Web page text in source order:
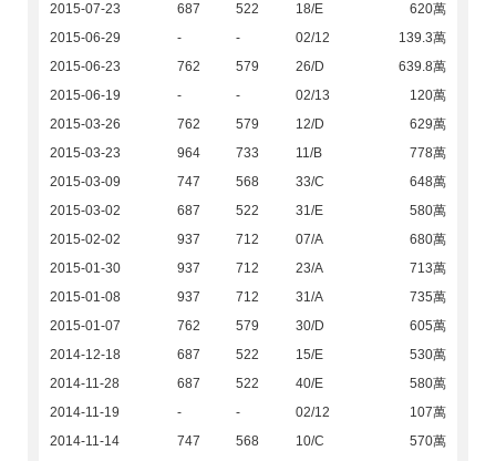
2015-07-23
687 522 18/E
620萬
2015-06-29
- - 02/12
139.3萬
2015-06-23
762 579 26/D
639.8萬
2015-06-19
- - 02/13
120萬
2015-03-26
762 579 12/D
629萬
2015-03-23
964 733 11/B
778萬
2015-03-09
747 568 33/C
648萬
2015-03-02
687 522 31/E
580萬
2015-02-02
937 712 07/A
680萬
2015-01-30
937 712 23/A
713萬
2015-01-08
937 712 31/A
735萬
2015-01-07
762 579 30/D
605萬
2014-12-18
687 522 15/E
530萬
2014-11-28
687 522 40/E
580萬
2014-11-19
- - 02/12
107萬
2014-11-14
747 568 10/C
570萬